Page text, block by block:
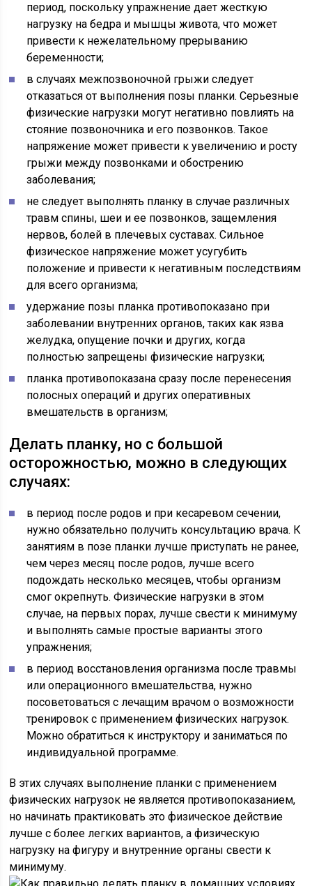
период, поскольку упражнение дает жесткую
нагрузку на бедра и мышцы живота, что может
привести к нежелательному прерыванию
беременности;
в случаях межпозвоночной грыжи следует
отказаться от выполнения позы планки. Серьезные
физические нагрузки могут негативно повлиять на
стояние позвоночника и его позвонков. Такое
напряжение может привести к увеличению и росту
грыжи между позвонками и обострению
заболевания;
не следует выполнять планку в случае различных
травм спины, шеи и ее позвонков, защемления
нервов, болей в плечевых суставах. Сильное
физическое напряжение может усугубить
положение и привести к негативным последствиям
для всего организма;
удержание позы планка противопоказано при
заболевании внутренних органов, таких как язва
желудка, опущение почки и других, когда
полностью запрещены физические нагрузки;
планка противопоказана сразу после перенесения
полосных операций и других оперативных
вмешательств в организм;
Делать планку, но с большой
осторожностью, можно в следующих
случаях:
в период после родов и при кесаревом сечении,
нужно обязательно получить консультацию врача. К
занятиям в позе планки лучше приступать не ранее,
чем через месяц после родов, лучше всего
подождать несколько месяцев, чтобы организм
смог окрепнуть. Физические нагрузки в этом
случае, на первых порах, лучше свести к минимуму
и выполнять самые простые варианты этого
упражнения;
в период восстановления организма после травмы
или операционного вмешательства, нужно
посоветоваться с лечащим врачом о возможности
тренировок с применением физических нагрузок.
Можно обратиться к инструктору и заниматься по
индивидуальной программе.
В этих случаях выполнение планки с применением
физических нагрузок не является противопоказанием,
но начинать практиковать это физическое действие
лучше с более легких вариантов, а физическую
нагрузку на фигуру и внутренние органы свести к
минимуму.